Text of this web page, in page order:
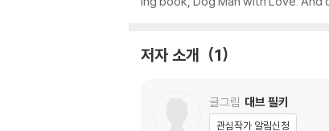
저자 소개 1
글그림 대브 필키
관심작가 알림신청